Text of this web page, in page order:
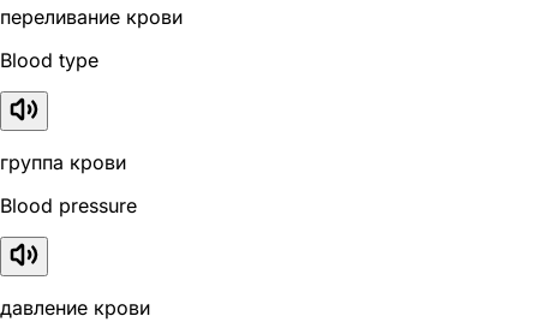
переливание крови
Blood type
группа крови
Blood pressure
давление крови